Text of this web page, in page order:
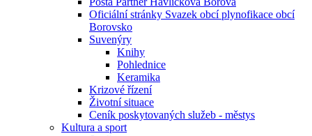
Oficiální stránky Svazek obcí plynofikace obcí
Borovsko
Suvenýry
Knihy
Pohlednice
Keramika
Krizové řízení
Životní situace
Ceník poskytovaných služeb - městys
Kultura a sport